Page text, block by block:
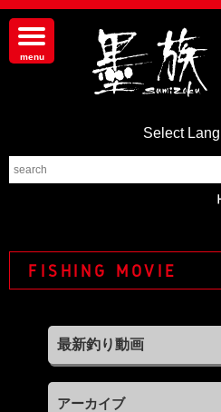
Select
FISHING MOVIE
アーカイブ